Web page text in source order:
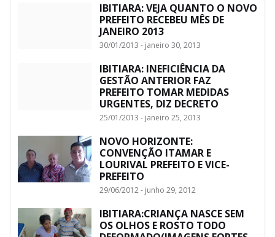
IBITIARA: VEJA QUANTO O NOVO
PREFEITO RECEBEU MÊS DE
JANEIRO 2013
30/01/2013 - janeiro 30, 2013
IBITIARA: INEFICIÊNCIA DA
GESTÃO ANTERIOR FAZ
PREFEITO TOMAR MEDIDAS
URGENTES, DIZ DECRETO
25/01/2013 - janeiro 25, 2013
NOVO HORIZONTE:
CONVENÇÃO ITAMAR E
LOURIVAL PREFEITO E VICE-
PREFEITO
29/06/2012 - junho 29, 2012
IBITIARA:CRIANÇA NASCE SEM
OS OLHOS E ROSTO TODO